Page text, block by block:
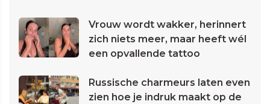
Vrouw wordt wakker, herinnert
zich niets meer, maar heeft wél
een opvallende tattoo
Russische charmeurs laten even
zien hoe je indruk maakt op de